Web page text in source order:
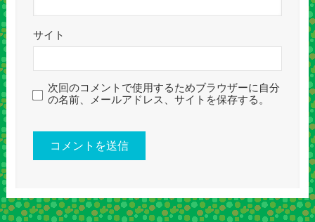
サイト
次回のコメントで使用するためブラウザーに自分
の名前、メールアドレス、サイトを保存する。